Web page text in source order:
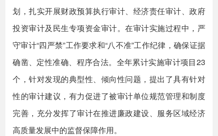
划，扎实开展财政预算执行审计、经济责任审计、政府
投资审计及民生专项资金审计。在审计实施过程中，严
守审计“四严禁”工作要求和“八不准”工作纪律，确保证据
确凿、定性准确、程序合法。全年累计实施审计项目23
个，针对发现的典型性、倾向性问题，提出了具有针对
性的审计建议，有力促进了被审计单位规范管理和制度
完善，充分发挥了审计在推进廉政建设、服务区域经济
高质量发展中的监督保障作用。